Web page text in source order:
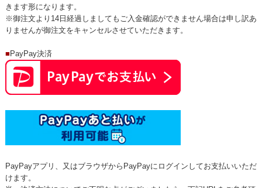
きます形になります。
※御注文より14日経過しましてもご入金確認ができません場合は申し訳あ
りませんが御注文をキャンセルさせていただきます。
■ PayPay決済
PayPayアプリ、又はブラウザからPayPayにログインしてお支払いいただ
けます。